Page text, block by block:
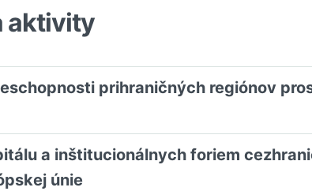
aktivity
prihraničných regiónov
a inštitucionálnych foriem
únie